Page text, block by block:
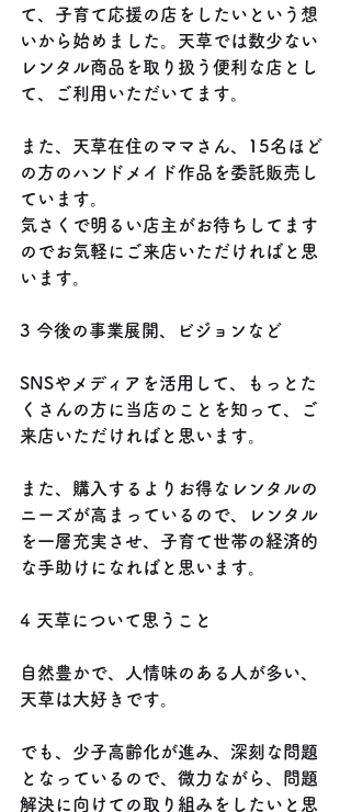
て、子育て応援の店をしたいという想
いから始めました。天草では数少ない
レンタル商品を取り扱う便利な店とし
て、ご利用いただいてます。
また、天草在住のママさん、15名ほど
の方のハンドメイド作品を委託販売し
ています。
気さくで明るい店主がお待ちしてます
のでお気軽にご来店いただければと思
います。
3 今後の事業展開、ビジョンなど
SNSやメディアを活用して、もっとた
くさんの方に当店のことを知って、ご
来店いただければと思います。
また、購入するよりお得なレンタルの
ニーズが高まっているので、レンタル
を一層充実させ、子育て世帯の経済的
な手助けになればと思います。
4 天草について思うこと
自然豊かで、人情味のある人が多い、
天草は大好きです。
でも、少子高齢化が進み、深刻な問題
となっているので、微力ながら、問題
解決に向けての取り組みをしたいと思